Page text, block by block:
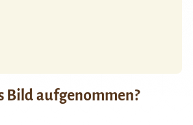
Bild aufgenommen?